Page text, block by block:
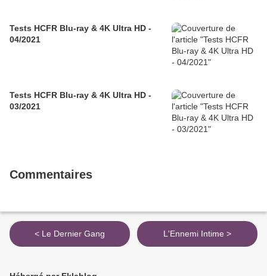
Tests HCFR Blu-ray & 4K Ultra HD -
04/2021
Tests HCFR Blu-ray & 4K Ultra HD -
03/2021
Commentaires
< Le Dernier Gang L'Ennemi Intime >